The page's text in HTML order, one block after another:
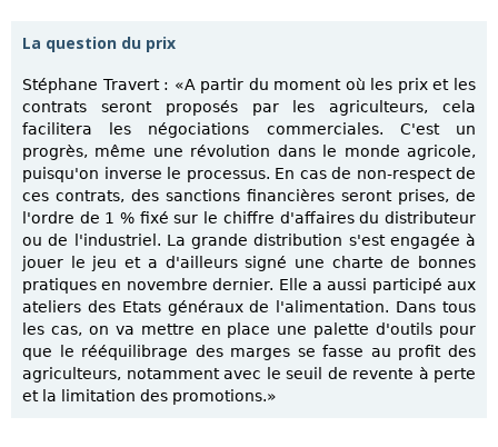
La question du prix
Stéphane Travert : «A partir du moment où les prix et les
contrats seront proposés par les agriculteurs, cela
facilitera les négociations commerciales. C'est un
progrès, même une révolution dans le monde agricole,
puisqu'on inverse le processus. En cas de non-respect de
ces contrats, des sanctions financières seront prises, de
l'ordre de 1 % fixé sur le chiffre d'affaires du distributeur
ou de l'industriel. La grande distribution s'est engagée à
jouer le jeu et a d'ailleurs signé une charte de bonnes
pratiques en novembre dernier. Elle a aussi participé aux
ateliers des Etats généraux de l'alimentation. Dans tous
les cas, on va mettre en place une palette d'outils pour
que le rééquilibrage des marges se fasse au profit des
agriculteurs, notamment avec le seuil de revente à perte
et la limitation des promotions.»